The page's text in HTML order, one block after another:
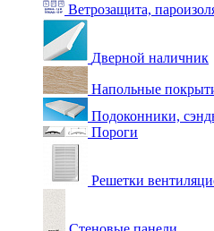
Ветрозащита,
Дверной наличник
Напольные
Подоконники,
Пороги
Решетки